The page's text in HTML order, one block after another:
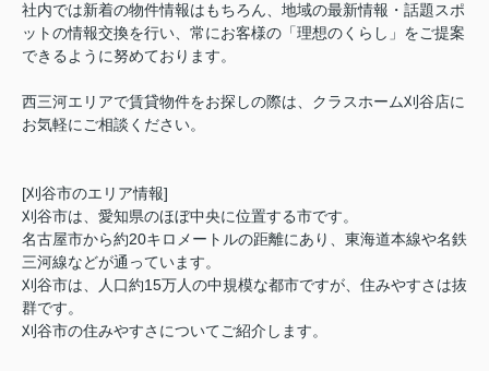
社内では新着の物件情報はもちろん、地域の最新情報・話題スポ
ットの情報交換を行い、常にお客様の「理想のくらし」をご提案
できるように努めております。
西三河エリアで賃貸物件をお探しの際は、クラスホーム刈谷店に
お気軽にご相談ください。
[刈谷市のエリア情報]
刈谷市は、愛知県のほぼ中央に位置する市です。
名古屋市から約20キロメートルの距離にあり、東海道本線や名鉄
三河線などが通っています。
刈谷市は、人口約15万人の中規模な都市ですが、住みやすさは抜
群です。
刈谷市の住みやすさについてご紹介します。